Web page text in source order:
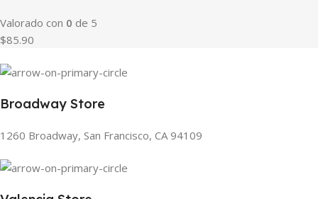
Valorado con 0 de 5
$85.90
Broadway Store
1260 Broadway, San Francisco, CA 94109